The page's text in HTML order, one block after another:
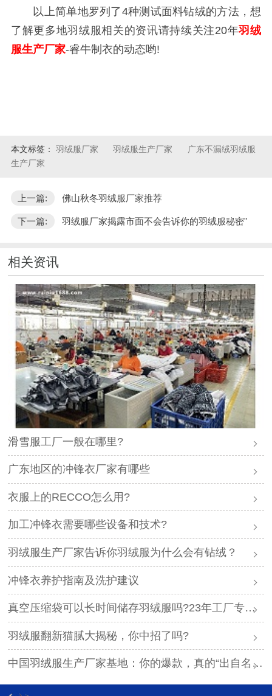
以上简单地罗列了4种测试面料钻绒的方法，想
了解更多地羽绒服相关的资讯请持续关注20年羽绒
服生产厂家-睿牛制衣的动态哟!
本文标签： 羽绒服厂家 羽绒服生产厂家
广东不漏绒羽绒服
生产厂家
上一篇: 佛山秋冬羽绒服厂家推荐
下一篇: 羽绒服厂家揭露市面不会告诉你的羽绒服秘密"
相关资讯
滑雪服工厂一般在哪里?
广东地区的冲锋衣厂家有哪些
衣服上的RECCO怎么用?
加工冲锋衣需要哪些设备和技术?
羽绒服生产厂家告诉你羽绒服为什么会有钻绒？
冲锋衣养护指南及洗护建议
真空压缩袋可以长时间储存羽绒服吗?23年工厂专业解答
羽绒服翻新猫腻大揭秘，你中招了吗?
中国羽绒服生产厂家基地：你的爆款，真的“出自名门”吗？